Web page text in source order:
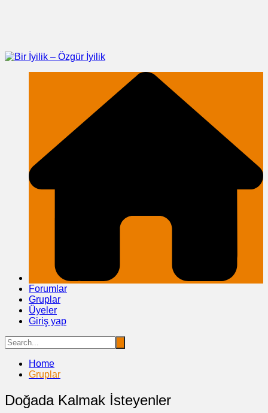
Forumlar
Gruplar
Üyeler
Giriş yap
Home
Gruplar
Doğada Kalmak İsteyenler